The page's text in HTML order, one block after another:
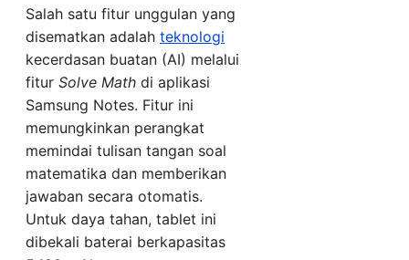
Salah satu fitur unggulan yang
disematkan adalah teknologi
kecerdasan buatan (AI) melalui
fitur Solve Math di aplikasi
Samsung Notes. Fitur ini
memungkinkan perangkat
memindai tulisan tangan soal
matematika dan memberikan
jawaban secara otomatis.
Untuk daya tahan, tablet ini
dibekali baterai berkapasitas